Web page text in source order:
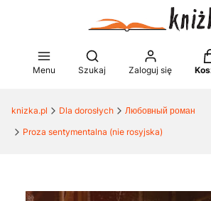
Menu
Otwórz wyszukiwarkę
Szukaj Zaloguj się
knizka.pl Dla dorosłych
Любовный роман
Proza ​​sentymentalna (nie rosyjska)